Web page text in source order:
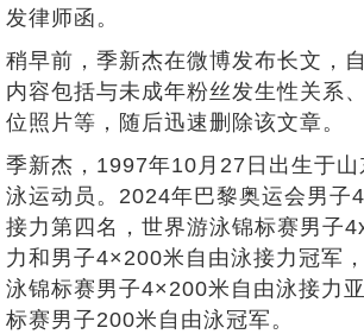
发律师函。
稍早前，季新杰在微博发布长文，
内容包括与未成年粉丝发生性关系
位照片等，随后迅速删除该文章。
季新杰，1997年10月27日出生于
泳运动员。2024年巴黎奥运会男子
接力第四名，世界游泳锦标赛男子
力和男子4×200米自由泳接力冠军
泳锦标赛男子4×200米自由泳接力
标赛男子200米自由泳冠军。